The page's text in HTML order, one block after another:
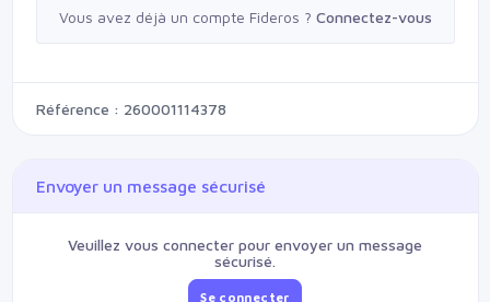
Vous avez déjà un compte Fideros ? Connectez-vous
Référence : 260001114378
Envoyer un message sécurisé
Veuillez vous connecter pour envoyer un message
sécurisé.
Se connecter